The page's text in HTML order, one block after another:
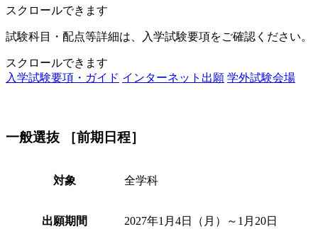
スクロールできます
試験科目・配点等詳細は、入学試験要項をご確認ください。
スクロールできます
入学試験要項・ガイド インターネット出願 学外試験会場
一般選抜 ［前期日程］
対象 全学科
出願期間
2027年1月4日（月）～1月20日